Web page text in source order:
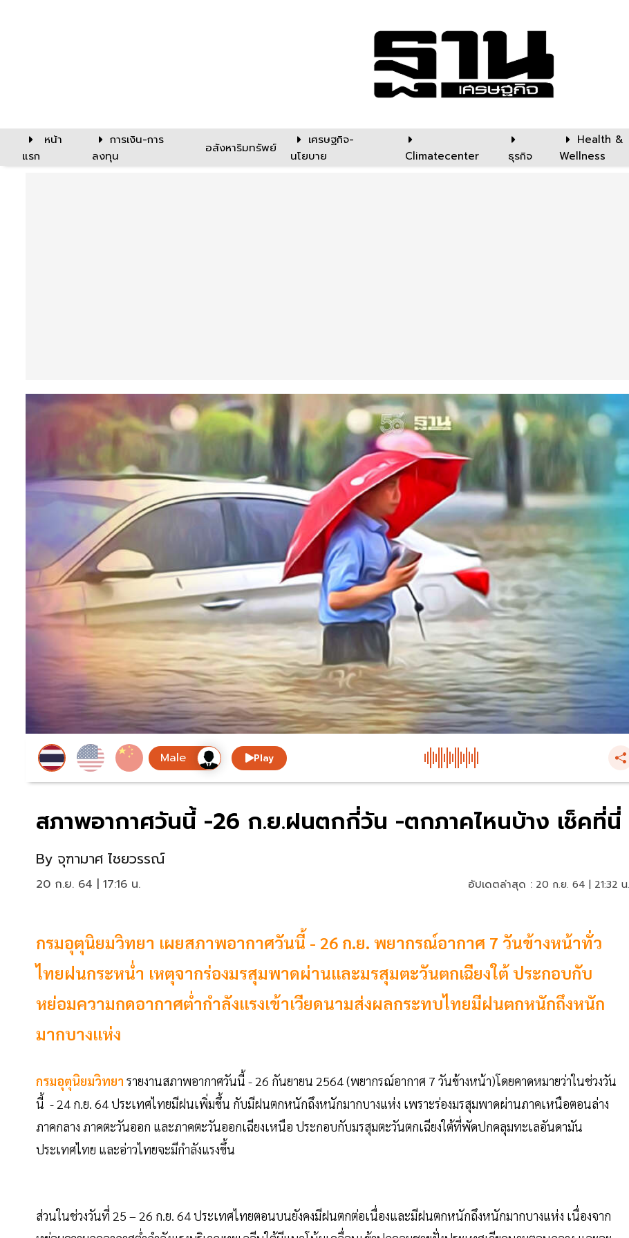
หน้า
แรก
การเงิน-การ
ลงทุน
อสังหาริมทรัพย์
เศรษฐกิจ-
นโยบาย
Climatecenter ธุรกิจ
Health &
Wellness
Play
สภาพอากาศวันนี้ -26 ก.ย.ฝนตกกี่วัน -ตกภาคไหนบ้าง เช็คที่นี่
By จุฑามาศ ไชยวรรณ์
20 ก.ย. 64 | 17:16 น. อัปเดตล่าสุด : 20 ก.ย. 64 | 21:32 น.
กรมอุตุนิยมวิทยา เผยสภาพอากาศวันนี้ - 26 ก.ย. พยากรณ์อากาศ 7 วันข้างหน้าทั่ว
ไทยฝนกระหน่ำ เหตุจากร่องมรสุมพาดผ่านและมรสุมตะวันตกเฉียงใต้ ประกอบกับ
หย่อมความกดอากาศต่ำกำลังแรงเข้าเวียดนามส่งผลกระทบไทยมีฝนตกหนักถึงหนัก
มากบางแห่ง
กรมอุตุนิยมวิทยา รายงานสภาพอากาศวันนี้ - 26 กันยายน 2564 (พยากรณ์อากาศ 7 วันข้างหน้า)โดยคาดหมายว่าในช่วงวัน
นี้ - 24 ก.ย. 64 ประเทศไทยมีฝนเพิ่มขึ้น กับมีฝนตกหนักถึงหนักมากบางแห่ง เพราะร่องมรสุมพาดผ่านภาคเหนือตอนล่าง
ภาคกลาง ภาคตะวันออก และภาคตะวันออกเฉียงเหนือ ประกอบกับมรสุมตะวันตกเฉียงใต้ที่พัดปกคลุมทะเลอันดามัน
ประเทศไทย และอ่าวไทยจะมีกำลังแรงขึ้น
ส่วนในช่วงวันที่ 25 – 26 ก.ย. 64 ประเทศไทยตอนบนยังคงมีฝนตกต่อเนื่องและมีฝนตกหนักถึงหนักมากบางแห่ง เนื่องจาก